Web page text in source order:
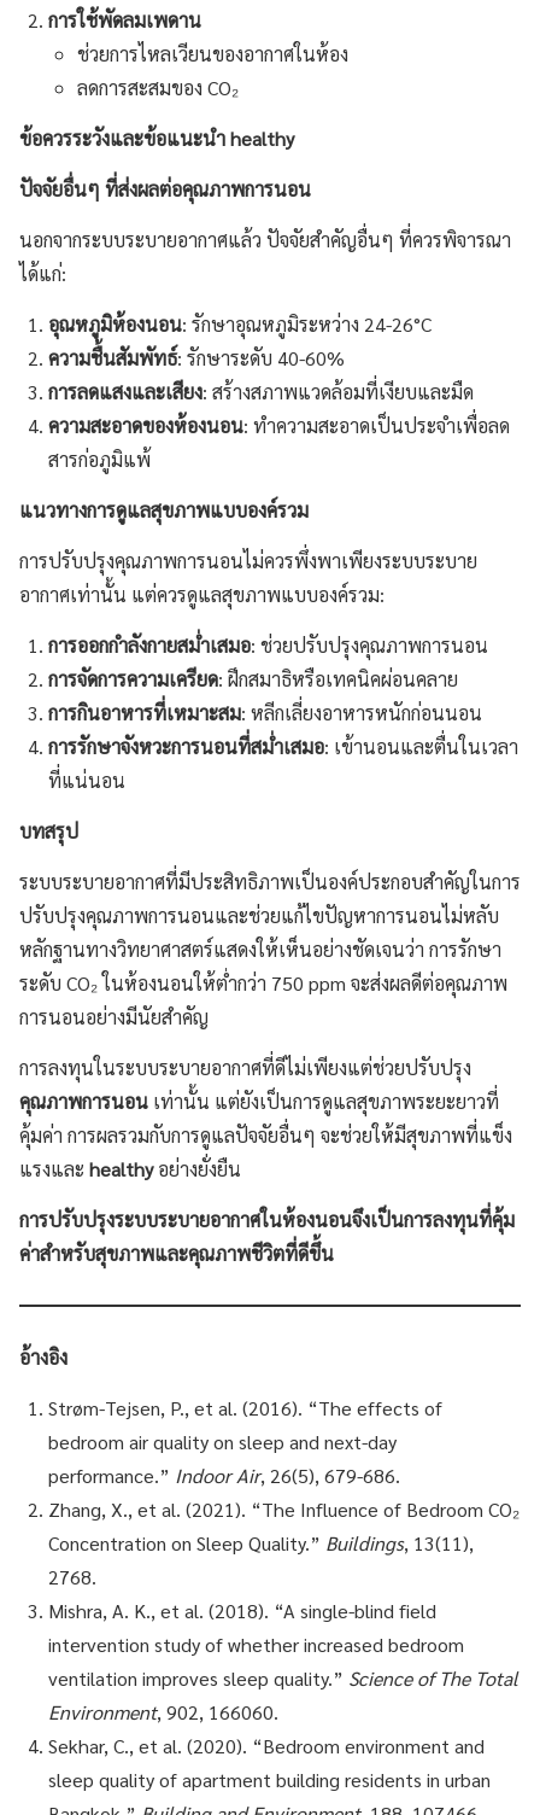
การใช้พัดลมเพดาน
ช่วยการไหลเวียนของอากาศในห้อง
ลดการสะสมของ CO₂
ข้อควรระวังและข้อแนะนำhealthy
ปัจจัยอื่นๆ ที่ส่งผลต่อคุณภาพการนอน
นอกจากระบบระบายอากาศแล้ว ปัจจัยสำคัญอื่นๆ ที่ควรพิจารณา
ได้แก่:
อุณหภูมิห้องนอน: รักษาอุณหภูมิระหว่าง 24-26°C
ความชื้นสัมพัทธ์: รักษาระดับ 40-60%
การลดแสงและเสียง: สร้างสภาพแวดล้อมที่เงียบและมืด
ความสะอาดของห้องนอน: ทำความสะอาดเป็นประจำเพื่อลด
สารก่อภูมิแพ้
แนวทางการดูแลสุขภาพแบบองค์รวม
การปรับปรุงคุณภาพการนอนไม่ควรพึ่งพาเพียงระบบระบาย
อากาศเท่านั้น แต่ควรดูแลสุขภาพแบบองค์รวม:
การออกกำลังกายสม่ำเสมอ: ช่วยปรับปรุงคุณภาพการนอน
การจัดการความเครียด: ฝึกสมาธิหรือเทคนิคผ่อนคลาย
การกินอาหารที่เหมาะสม: หลีกเลี่ยงอาหารหนักก่อนนอน
การรักษาจังหวะการนอนที่สม่ำเสมอ: เข้านอนและตื่นในเวลา
ที่แน่นอน
บทสรุป
ระบบระบายอากาศที่มีประสิทธิภาพเป็นองค์ประกอบสำคัญในการ
ปรับปรุงคุณภาพการนอนและช่วยแก้ไขปัญหาการนอนไม่หลับ
หลักฐานทางวิทยาศาสตร์แสดงให้เห็นอย่างชัดเจนว่า การรักษา
ระดับ CO₂ ในห้องนอนให้ต่ำกว่า 750 ppm จะส่งผลดีต่อคุณภาพ
การนอนอย่างมีนัยสำคัญ
การลงทุนในระบบระบายอากาศที่ดีไม่เพียงแต่ช่วยปรับปรุง
คุณภาพการนอน เท่านั้น แต่ยังเป็นการดูแลสุขภาพระยะยาวที่
คุ้มค่า การผลรวมกับการดูแลปัจจัยอื่นๆ จะช่วยให้มีสุขภาพที่แข็ง
แรงและ healthyอย่างยั่งยืน
การปรับปรุงระบบระบายอากาศในห้องนอนจึงเป็นการลงทุนที่คุ้ม
ค่าสำหรับสุขภาพและคุณภาพชีวิตที่ดีขึ้น
อ้างอิง
Strøm-Tejsen, P., et al. (2016). “The effects of
bedroom air quality on sleep and next-day
performance.” Indoor Air, 26(5), 679-686.
Zhang, X., et al. (2021). “The Influence of Bedroom CO₂
Concentration on Sleep Quality.” Buildings, 13(11),
2768.
Mishra, A. K., et al. (2018). “A single-blind field
intervention study of whether increased bedroom
ventilation improves sleep quality.” Science of The Total
Environment, 902, 166060.
Sekhar, C., et al. (2020). “Bedroom environment and
sleep quality of apartment building residents in urban